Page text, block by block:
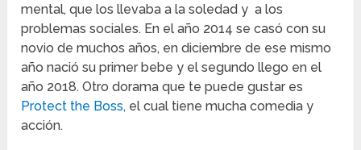
mental, que los llevaba a la soledad y a los
problemas sociales. En el año 2014 se casó con su
novio de muchos años, en diciembre de ese mismo
año nació su primer bebe y el segundo llego en el
año 2018. Otro dorama que te puede gustar es
Protect the Boss, el cual tiene mucha comedia y
acción.